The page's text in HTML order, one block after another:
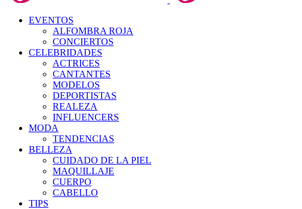
EVENTOS
ALFOMBRA ROJA
CONCIERTOS
CELEBRIDADES
ACTRICES
CANTANTES
MODELOS
DEPORTISTAS
REALEZA
INFLUENCERS
MODA
TENDENCIAS
BELLEZA
CUIDADO DE LA PIEL
MAQUILLAJE
CUERPO
CABELLO
TIPS